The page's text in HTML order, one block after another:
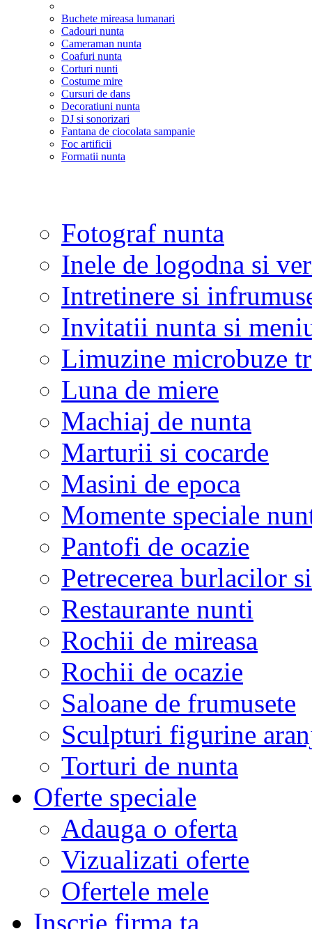
Buchete mireasa lumanari
Cadouri nunta
Cameraman nunta
Coafuri nunta
Corturi nunti
Costume mire
Cursuri de dans
Decoratiuni nunta
DJ si sonorizari
Fantana de ciocolata sampanie
Foc artificii
Formatii nunta
Fotograf nunta
Inele de logodna si
Intretinere si
Invitatii nunta si
Limuzine microbuze
Luna de miere
Machiaj de nunta
Marturii si cocarde
Masini de epoca
Momente speciale
Pantofi de ocazie
Petrecerea burlacilor
Restaurante nunti
Rochii de mireasa
Rochii de ocazie
Saloane de frumusete
Sculpturi figurine
Torturi de nunta
Oferte speciale
Adauga o oferta
Vizualizati oferte
Ofertele mele
Inscrie firma ta